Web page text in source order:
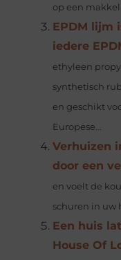
op een
EPDM lijm
iedere
ethyleen
synthetisch
en geschikt
Europese...
Verhuizen
door een
en voelt de
schuren in uw
Een huis
House Of